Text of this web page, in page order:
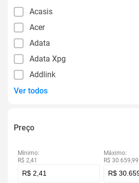
Acasis
Acer
Adata
Adata Xpg
Addlink
Ver todos
Preço
Mínimo:
R$ 2,41
Máximo:
R$ 30.659,99